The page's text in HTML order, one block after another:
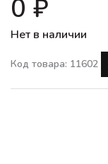
0 ₽
Нет в наличии
Код товара: 11602